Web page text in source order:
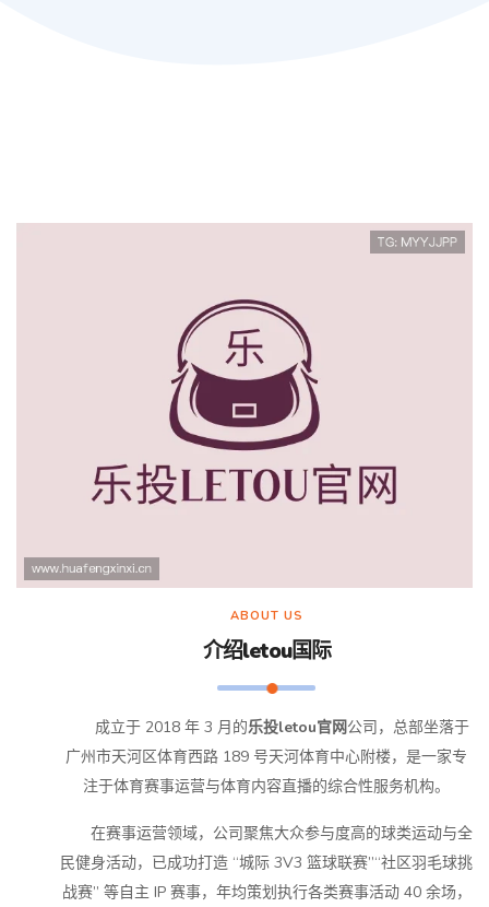
ABOUT US
介绍letou国际
成立于 2018 年 3 月的乐投letou官网公司，总部坐落于
广州市天河区体育西路 189 号天河体育中心附楼，是一家专
注于体育赛事运营与体育内容直播的综合性服务机构。
在赛事运营领域，公司聚焦大众参与度高的球类运动与全
民健身活动，已成功打造 “城际 3V3 篮球联赛”“社区羽毛球挑
战赛” 等自主 IP 赛事，年均策划执行各类赛事活动 40 余场，